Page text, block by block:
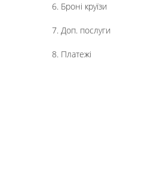
6. Броні круїзи
7. Доп. послуги
8. Платежі